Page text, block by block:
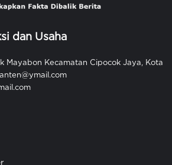
dan Usaha
Mayabon Kecamatan Cipocok Jaya, Kota